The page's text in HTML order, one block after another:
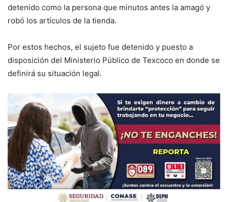
detenido como la persona que minutos antes la amagó y
robó los artículos de la tienda.
Por estos hechos, el sujeto fue detenido y puesto a
disposición del Ministerio Público de Texcoco en donde se
definirá su situación legal.